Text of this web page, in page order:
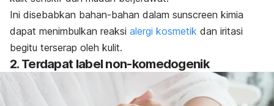
Ini disebabkan bahan-bahan dalam sunscreen kimia
dapat menimbulkan reaksi alergi kosmetik dan iritasi
begitu terserap oleh kulit.
2. Terdapat label non-komedogenik